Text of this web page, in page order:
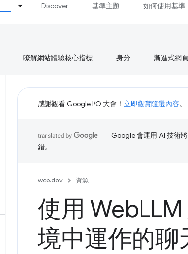
Discover 基準主題 如何使用基準
瞭解網站體驗核心指標 身分 漸進式網
感謝觀看 Google I/O 大會！ 立即觀賞隨選內容。
Google 會運用 AI 技術
錯。
web.dev 資源
使用 Web
境中運作的聊